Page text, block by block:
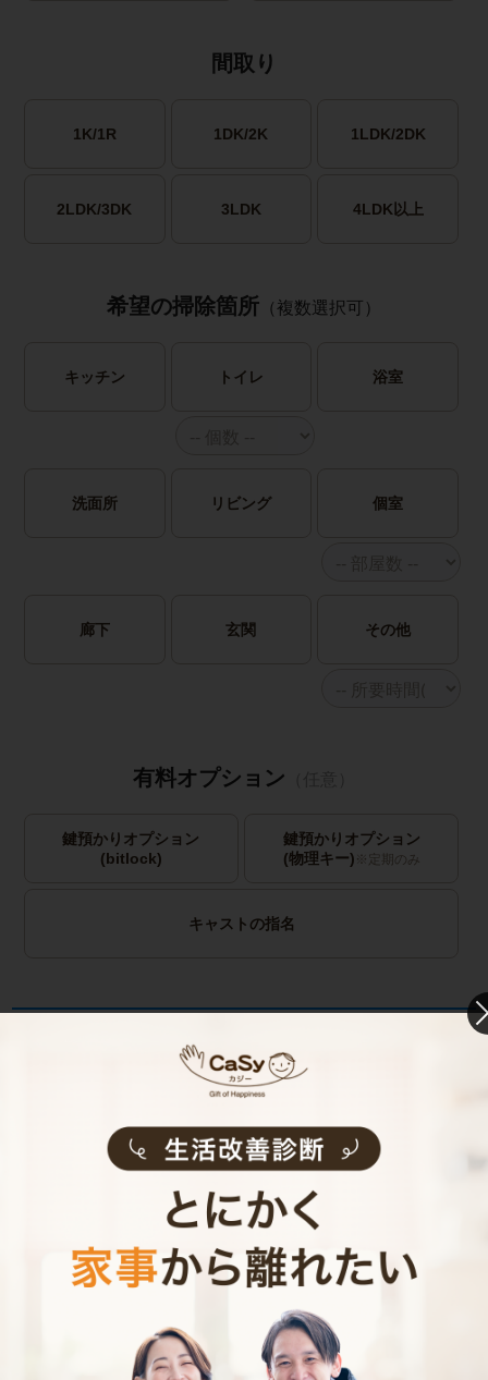
間取り
1K/1R 1DK/2K 1LDK/2DK
2LDK/3DK 3LDK 4LDK以上
希望の掃除箇所 （複数選択可）
キッチン トイレ 浴室
洗面所 リビング 個室
廊下 玄関 その他
有料オプション
鍵預かりオプション
(bitlock)
鍵預かりオプション
(物理キー) ※定期のみ
キャストの指名
お見積り内容
料金（税込・交通費込）
他社との比較
業界大手B社